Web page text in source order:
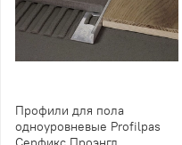
Профили для пола
одноуровневые Profilpas